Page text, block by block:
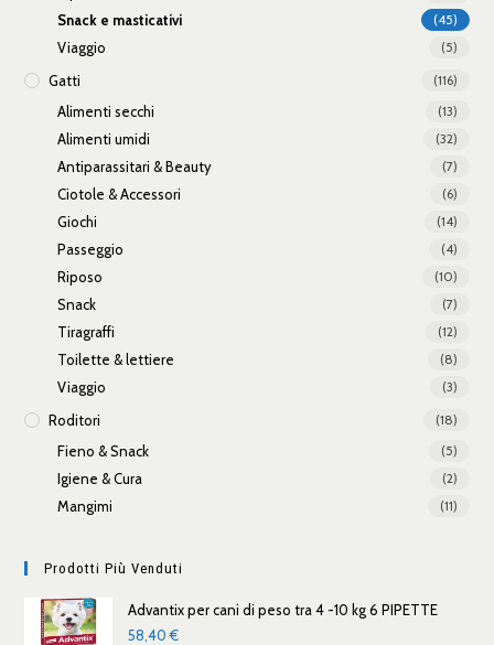
Snack e masticativi (45)
Viaggio (5)
Gatti (116)
Alimenti secchi (13)
Alimenti umidi (32)
Antiparassitari & Beauty (7)
Ciotole & Accessori (6)
Giochi (14)
Passeggio (4)
Riposo (10)
Snack (7)
Tiragraffi (12)
Toilette & lettiere (8)
Viaggio (3)
Roditori (18)
Fieno & Snack (5)
Igiene & Cura (2)
Mangimi (11)
Prodotti Più Venduti
Advantix per cani di peso tra 4 -10 kg 6 PIPETTE
58,40€